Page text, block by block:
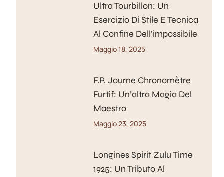
Ultra Tourbillon: Un
Esercizio Di Stile E Tecnica
Al Confine Dell’impossibile
Maggio 18, 2025
F.P. Journe Chronomètre
Furtif: Un’altra Magia Del
Maestro
Maggio 23, 2025
Longines Spirit Zulu Time
1925: Un Tributo Al